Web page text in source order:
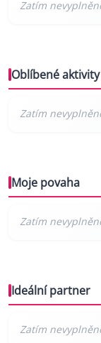
Oblíbené aktivity
Moje povaha
Ideální partner